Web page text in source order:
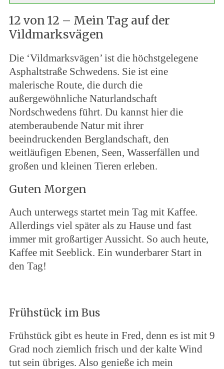
12 von 12 – Mein Tag auf der
Vildmarksvägen
Die ‘Vildmarksvägen’ ist die höchstgelegene
Asphaltstraße Schwedens. Sie ist eine
malerische Route, die durch die
außergewöhnliche Naturlandschaft
Nordschwedens führt. Du kannst hier die
atemberaubende Natur mit ihrer
beeindruckenden Berglandschaft, den
weitläufigen Ebenen, Seen, Wasserfällen und
großen und kleinen Tieren erleben.
Guten Morgen
Auch unterwegs startet mein Tag mit Kaffee.
Allerdings viel später als zu Hause und fast
immer mit großartiger Aussicht. So auch heute,
Kaffee mit Seeblick. Ein wunderbarer Start in
den Tag!
Frühstück im Bus
Frühstück gibt es heute in Fred, denn es ist mit 9
Grad noch ziemlich frisch und der kalte Wind
tut sein übriges. Also genieße ich mein